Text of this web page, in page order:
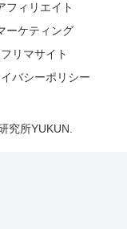
フィリエイト
ーケティング
フリマサイト
バシーポリシー
究所YUKUN.